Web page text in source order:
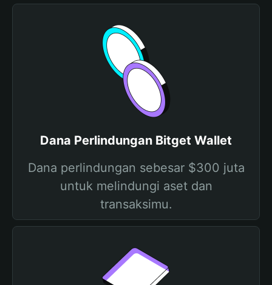
Dana Perlindungan Bitget Wallet
Dana perlindungan sebesar $300 juta
untuk melindungi aset dan
transaksimu.